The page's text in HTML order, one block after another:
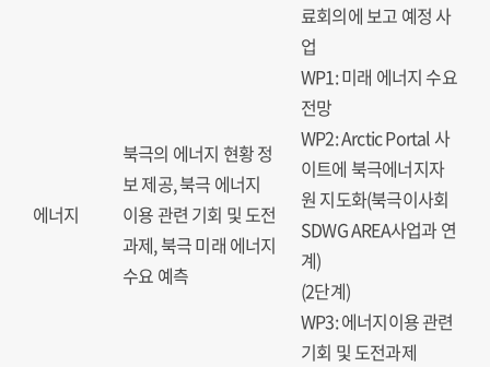
에너지
북극의 에너지 현황 정
보 제공, 북극 에너지
이용 관련 기회 및 도전
과제, 북극 미래 에너지
수요 예측
료회의에 보고 예정 사
업
WP1: 미래 에너지 수요
전망
WP2: Arctic Portal 사
이트에 북극에너지자
원 지도화(북극이사회
SDWG AREA사업과 연
계)
(2단계)
WP3: 에너지이용 관련
기회 및 도전과제